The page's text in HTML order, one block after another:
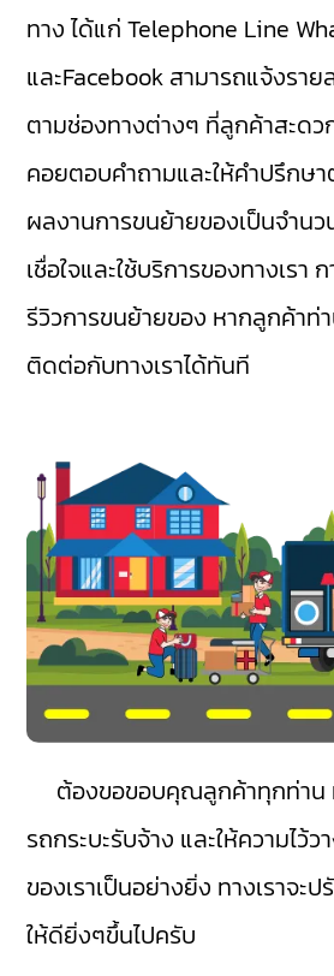
ทาง ได้แก่ Telephone Line
และFacebook สามารถแจ้งราย
ตามช่องทางต่างๆ ที่ลูกค้าสะด
คอยตอบคำถามและให้คำปรึกษ
ผลงานการขนย้ายของเป็นจำน
เชื่อใจและใช้บริการของทางเร
รีวิวการขนย้ายของ หากลูกค้าท่
ติดต่อกับทางเราได้ทันที
ต้องขอขอบคุณลูกค้าทุกท่าน ที่
รถกระบะรับจ้าง และให้ความไว้
ของเราเป็นอย่างยิ่ง ทางเราจะ
ให้ดียิ่งๆขึ้นไปครับ